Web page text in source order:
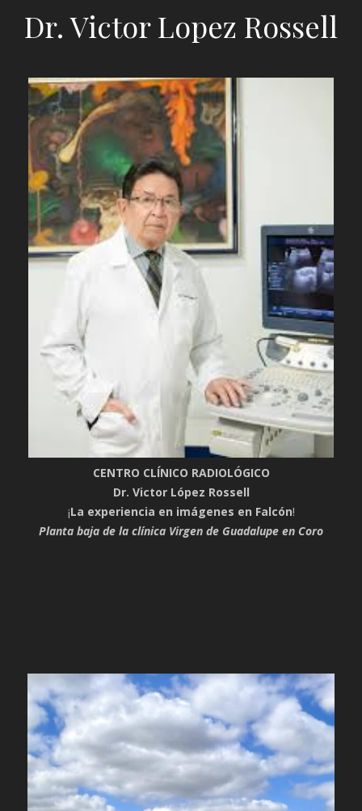
Dr. Victor Lopez Rossell
CENTRO CLÍNICO RADIOLÓGICO
Dr. Victor López Rossell
¡La experiencia en imágenes en Falcón!
Planta baja de la clínica Virgen de Guadalupe en Coro